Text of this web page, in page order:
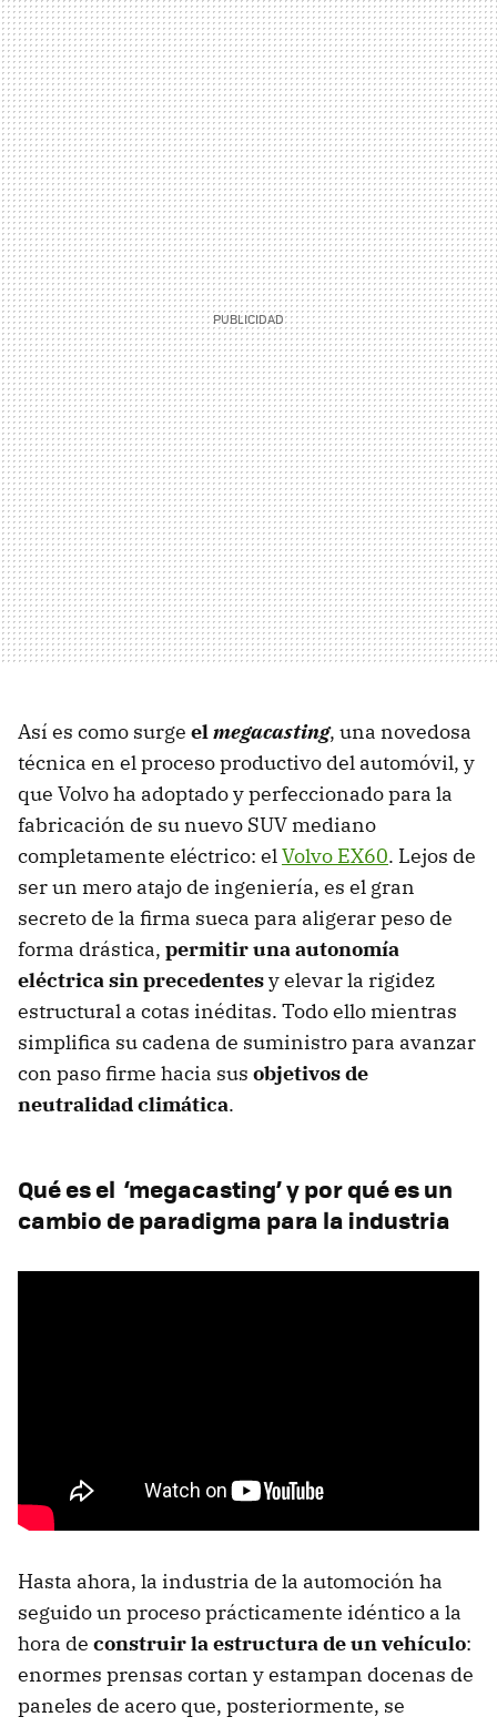
Así es como surge elmegacasting, una novedosa
técnica en el proceso productivo del automóvil, y
que Volvo ha adoptado y perfeccionado para la
fabricación de su nuevo SUV mediano
completamente eléctrico: elVolvo EX60. Lejos de
ser un mero atajo de ingeniería, es el gran
secreto de la firma sueca para aligerar peso de
forma drástica, permitir una autonomía
eléctrica sin precedentesy elevar la rigidez
estructural a cotas inéditas. Todo ello mientras
simplifica su cadena de suministro para avanzar
con paso firme hacia sus objetivos de
neutralidad climática.
Qué es el ‘megacasting’ y por qué es un
cambio de paradigma para la industria
Hasta ahora, la industria de la automoción ha
seguido un proceso prácticamente idéntico a la
hora de construir la estructura de un vehículo:
enormes prensas cortan y estampan docenas de
paneles de acero que, posteriormente, se